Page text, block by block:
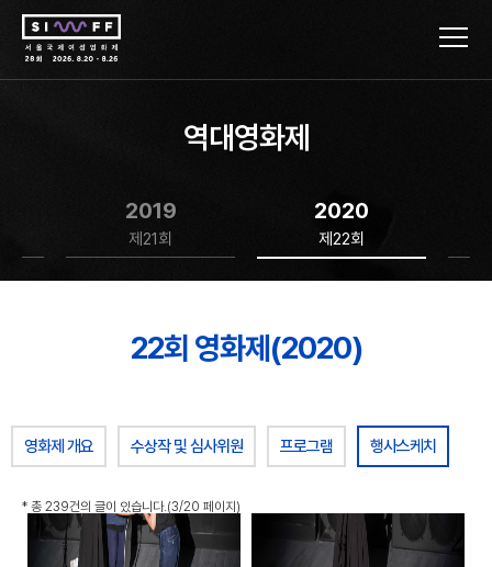
역대영화제
2019
제21회
2020
제22회
22회 영화제(2020)
영화제 개요 수상작 및 심사위원 프로그램 행사스케치
* 총 239건의 글이 있습니다.(3/20 페이지)